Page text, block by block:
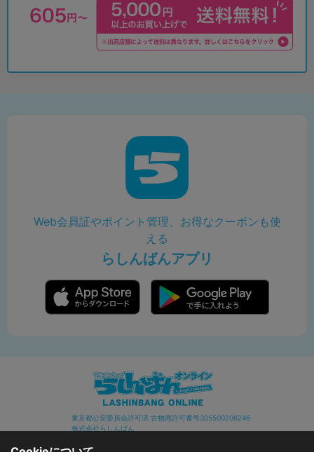
Web会員証やポイント管理、お得なクーポンも使
える
らしんばんアプリ
東京都公安委員会許可済 古物商許可番号305500206246
株式会社らしんばん